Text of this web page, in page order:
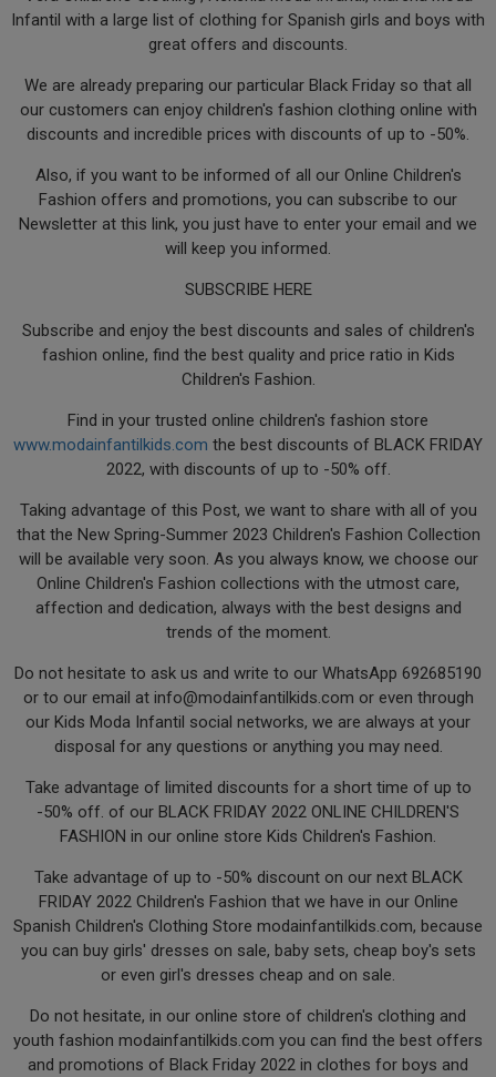
Infantil with a large list of clothing for Spanish girls and boys with
great offers and discounts.
We are already preparing our particular Black Friday so that all
our customers can enjoy children's fashion clothing online with
discounts and incredible prices with discounts of up to -50%.
Also, if you want to be informed of all our Online Children's
Fashion offers and promotions, you can subscribe to our
Newsletter at this link, you just have to enter your email and we
will keep you informed.
SUBSCRIBE HERE
Subscribe and enjoy the best discounts and sales of children's
fashion online, find the best quality and price ratio in Kids
Children's Fashion.
Find in your trusted online children's fashion store
www.modainfantilkids.com the best discounts of BLACK FRIDAY
2022, with discounts of up to -50% off.
Taking advantage of this Post, we want to share with all of you
that the New Spring-Summer 2023 Children's Fashion Collection
will be available very soon. As you always know, we choose our
Online Children's Fashion collections with the utmost care,
affection and dedication, always with the best designs and
trends of the moment.
Do not hesitate to ask us and write to our WhatsApp 692685190
or to our email at info@modainfantilkids.com or even through
our Kids Moda Infantil social networks, we are always at your
disposal for any questions or anything you may need.
Take advantage of limited discounts for a short time of up to
-50% off. of our BLACK FRIDAY 2022 ONLINE CHILDREN'S
FASHION in our online store Kids Children's Fashion.
Take advantage of up to -50% discount on our next BLACK
FRIDAY 2022 Children's Fashion that we have in our Online
Spanish Children's Clothing Store modainfantilkids.com, because
you can buy girls' dresses on sale, baby sets, cheap boy's sets
or even girl's dresses cheap and on sale.
Do not hesitate, in our online store of children's clothing and
youth fashion modainfantilkids.com you can find the best offers
and promotions of Black Friday 2022 in clothes for boys and